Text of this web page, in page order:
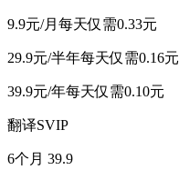
9.9元/月每天仅需0.33元
29.9元/半年每天仅需0.16元
39.9元/年每天仅需0.10元
翻译SVIP
6个月 39.9